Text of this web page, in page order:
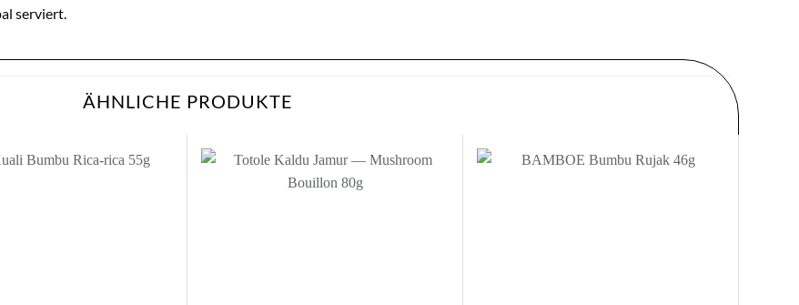
serviert.
ÄHNLICHE PRODUKTE